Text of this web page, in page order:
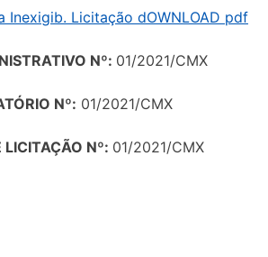
Inexigib. Licitação dOWNLOAD pdf
Nº: 01/2021/CMX
Nº: 01/2021/CMX
LICITAÇÃO Nº: 01/2021/CMX